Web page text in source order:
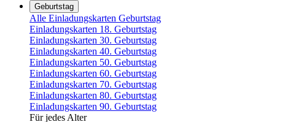
Geburtstag
Alle Einladungskarten Geburtstag
Einladungskarten 18. Geburtstag
Einladungskarten 30. Geburtstag
Einladungskarten 40. Geburtstag
Einladungskarten 50. Geburtstag
Einladungskarten 60. Geburtstag
Einladungskarten 70. Geburtstag
Einladungskarten 80. Geburtstag
Einladungskarten 90. Geburtstag
Für jedes Alter